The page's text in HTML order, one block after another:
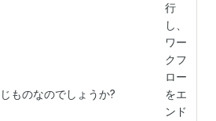
ものなのでしょうか?
行
し、
ワー
クフ
ロー
をエ
ンド